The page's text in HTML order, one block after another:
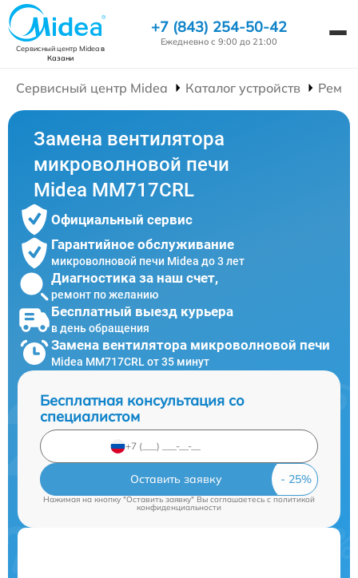
Сервисный центр Mideaв
Казани
+7 (843) 254-50-42
Ежедневно с 9:00 до 21:00
Сервисный центр Midea Каталог устройств
Замена вентилятора
микроволновой печи
Midea MM717CRL
Официальный сервис
Гарантийное обслуживание
микроволновой печи Midea до 3 лет
Диагностика за наш счет,
ремонт по желанию
Бесплатный выезд курьера
в день обращения
Замена вентилятора микроволновой печи
Midea MM717CRL от 35 минут
Бесплатная консультация со
специалистом
Оставить заявку
Нажимая на кнопку "Оставить заявку" Вы соглашаетесь cполитикой
конфиденциальности